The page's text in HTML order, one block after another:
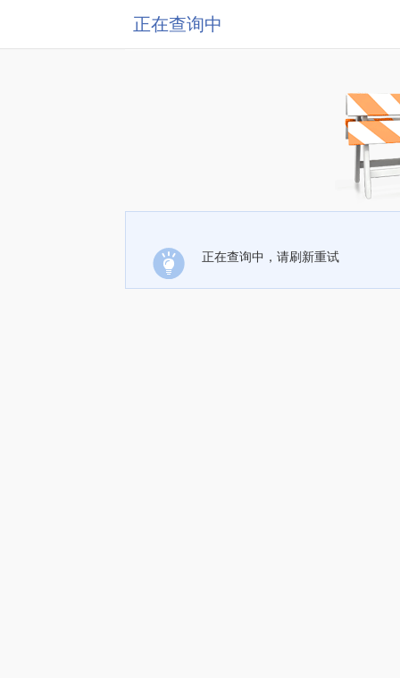
正在查询中
正在查询中，请刷新重试